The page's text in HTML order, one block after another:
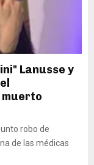
Lanusse y
robo de
de las médicas